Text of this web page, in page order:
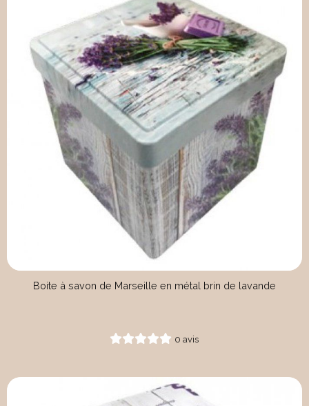
Boite à savon de Marseille en métal brin de lavande
0 avis